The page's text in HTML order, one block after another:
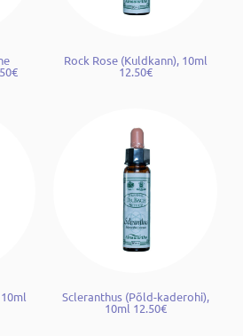
Rock Rose (Kuldkann), 10ml
12.50€
Scleranthus (Põld-kaderohi),
10ml 12.50€